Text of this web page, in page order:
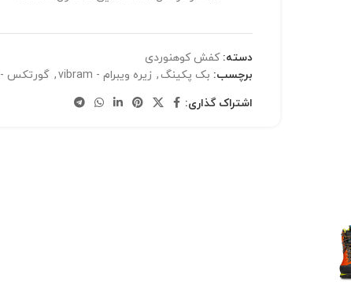
دسته: کفش کوهنوردی
برچسب: بک پکینگ , زیره ویبرام - vibram , گورتکس - Gore-Tex
اشتراک گذاری: